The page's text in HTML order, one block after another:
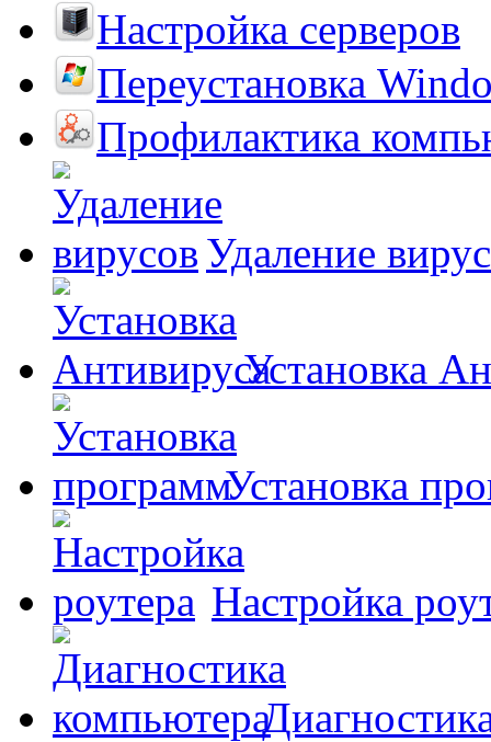
Настройка серверов
Переустановка
Профилактика
Удаление
Установка
Установка
Настройка